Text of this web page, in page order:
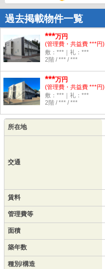
過去掲載物件一覧
***万円
(管理費・共益費 ***円)
敷：***｜礼：***
2階 / *** / ***
***万円
(管理費・共益費 ***円)
敷：***｜礼：***
2階 / *** / ***
所在地
交通
賃料
管理費等
面積
築年数
種別/構造